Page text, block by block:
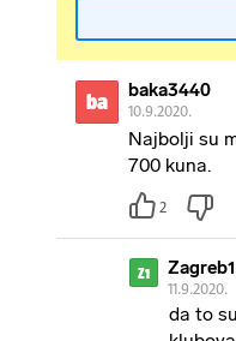
ba baka3440
10.9.2020.
Najbolji su
700 kuna.
2
Z1
11.9.2020.
da to